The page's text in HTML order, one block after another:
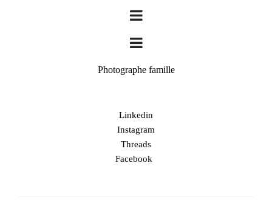
Photographe famille
Linkedin
Instagram
Threads
Facebook